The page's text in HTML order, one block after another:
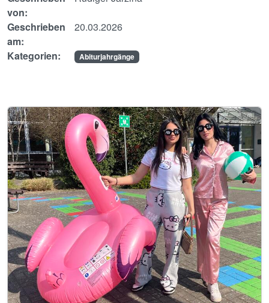
von:
Geschrieben
am:
20.03.2026
Kategorien: Abiturjahrgänge
Image